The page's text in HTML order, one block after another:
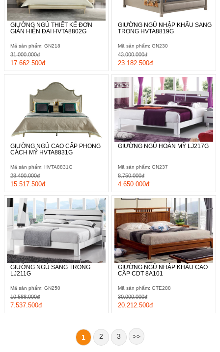
GIƯỜNG NGỦ THIẾT KẾ ĐƠN
GIẢN HIỆN ĐẠI HVTA8802G
Mã sản phẩm: GN218
17.662.500đ
31.000.000đ
GIƯỜNG NGỦ NHẬP KHẨU SANG
TRỌNG HVTA8819G
Mã sản phẩm: GN230
23.182.500đ
43.000.000đ
GIƯỜNG NGỦ CAO CẤP PHONG
CÁCH MỸ HVTA8831G
Mã sản phẩm: HVTA8831G
15.517.500đ
28.400.000đ
GIƯỜNG NGỦ HOÀN MỸ LJ217G
Mã sản phẩm: GN237
4.650.000đ
8.750.000đ
GIƯỜNG NGỦ SANG TRONG
LJ211G
Mã sản phẩm: GN250
7.537.500đ
10.588.000đ
GIƯỜNG NGỦ NHẬP KHẨU CAO
CÂP CDT 8A101
Mã sản phẩm: GTE288
20.212.500đ
30.000.000đ
1 2 3 >>